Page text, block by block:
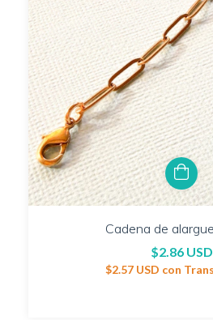
Cadena de
$2.86 USD
$2.57 USD con